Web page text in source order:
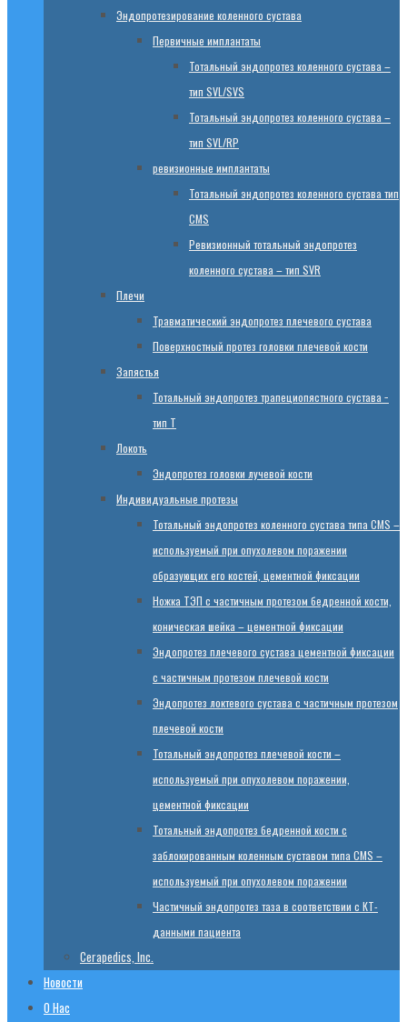
Эндопротезированиe коленного сустава
Первичные имплантаты
Тотальный эндопротез коленного сустава –
тип SVL/SVS
Тотальный эндопротез коленного сустава –
тип SVL/RP
ревизионные имплантаты
Тотальный эндопротез коленного сустава тип
CMS
Ревизионный тотальный эндопротез
коленного сустава – тип SVR
Плечи
Травматический эндопротез плечевого сустава
Поверхностный протез головки плечевой кости
Запястья
Тотальный эндопротез трапециопястного сустава −
тип T
Локоть
Эндопротез головки лучевой кости
Индивидуальные протезы
Тотальный эндопротез коленного сустава типа CMS –
используемый при опухолевом поражении
образующих его костей, цементной фиксации
Ножка ТЭП с частичным протезом бедренной кости,
коническая шейка – цементной фиксации
Эндопротез плечевого сустава цементной фиксации
с частичным протезом плечевой кости
Эндопротез локтевого сустава с частичным протезом
плечевой кости
Тотальный эндопротез плечевой кости –
используемый при опухолевом поражении,
цементной фиксации
Тотальный эндопротез бедренной кости с
заблокированным коленным суставом типа CMS –
используемый при опухолевом поражении
Частичный эндопротез таза в соответствии с КТ-
данными пациента
Cerapedics, Inc.
Новости
О Нас